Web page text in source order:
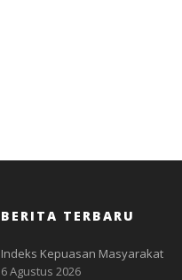
BERITA TERBARU
Indeks Kepuasan Masyarakat
6 Agustus 2026